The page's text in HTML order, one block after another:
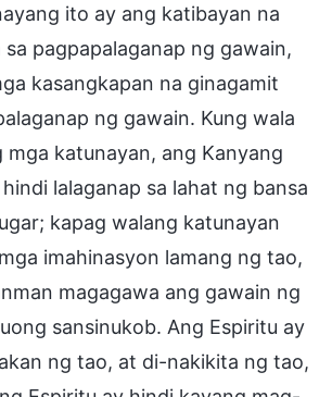
ito ay ang katibayan na
pagpapalaganap ng gawain,
kasangkapan na ginagamit
ng gawain. Kung wala
mga katunayan, ang Kanyang
lalaganap sa lahat ng bansa
kapag walang katunayan
imahinasyon lamang ng tao,
magagawa ang gawain ng
sansinukob. Ang Espiritu ay
ng tao, at di-nakikita ng tao,